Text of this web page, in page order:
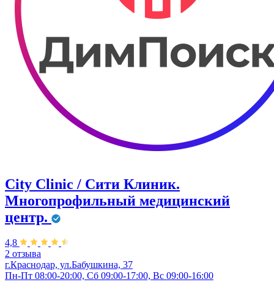
City Clinic / Сити Клиник.
Многопрофильный медицинский
центр.
4,8
2 отзыва
г.Краснодар, ул.Бабушкина, 37
Пн-Пт 08:00-20:00, Сб 09:00-17:00, Вс 09:00-16:00